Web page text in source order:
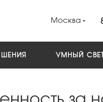
Москва
УМНЫЙ